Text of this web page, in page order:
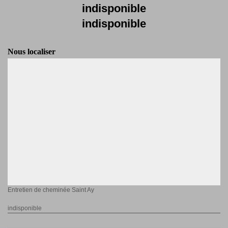
indisponible
indisponible
Nous localiser
Entretien de cheminée Saint Ay
indisponible